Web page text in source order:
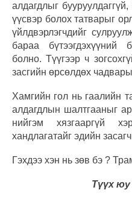
алдагдлыг
үүсвэр болох татварыг
үйлдвэрлэгчдийг
бараа бүтээгдэхүүний
болно. Түүгээр ч
засгийн өрсөлдөх
Хамгийн гол нь гаалийн
алдагдлын шалтгааныг
нийгэм хязгааргүй
хандлагатайг эдийн
Гэхдээ хэн нь зөв бэ ?
Түүх юу